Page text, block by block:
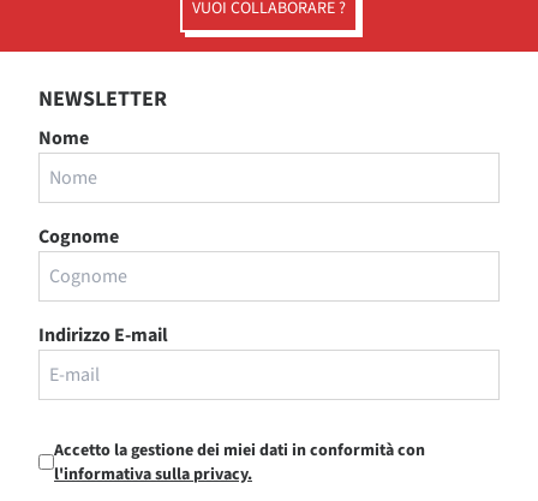
VUOI COLLABORARE ?
NEWSLETTER
Nome
Cognome
Indirizzo E-mail
Accetto la gestione dei miei dati in conformità con
l'informativa sulla privacy.